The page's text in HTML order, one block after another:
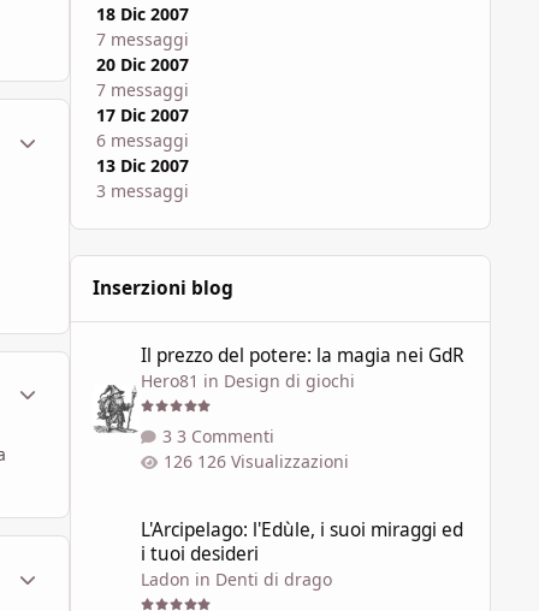
Statistiche Autore
Statistiche Autore
Statistiche Autore
18 Dic 2007
7 messaggi
20 Dic 2007
7 messaggi
17 Dic 2007
6 messaggi
13 Dic 2007
3 messaggi
Inserzioni blog
Il prezzo del potere: la magia nei GdR
Hero81 in Design di giochi
3 Commenti
126 Visualizzazioni
L'Arcipelago: l'Edùle, i suoi miraggi ed i tuoi desideri
L'Arcipelago: l'Edùle, i suoi miraggi ed
i tuoi desideri
Ladon in Denti di drago